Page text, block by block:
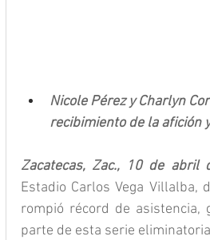
Nicole Pérez y Charlyn
recibimiento de la afición
Zacatecas, Zac., 10 de abril
Estadio Carlos Vega Villalba,
rompió récord de
parte de esta serie